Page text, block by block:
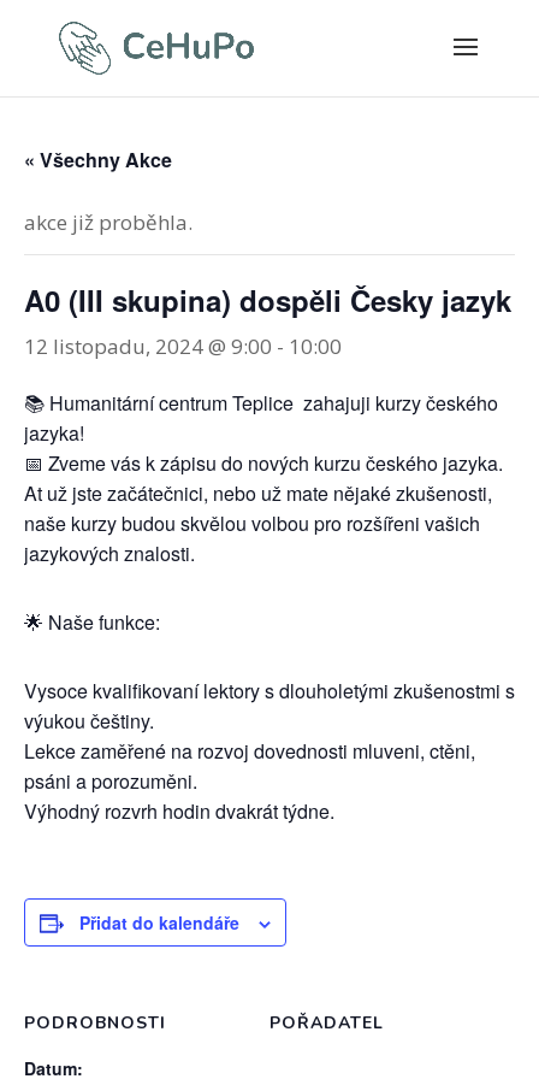
« Všechny Akce
akce již proběhla.
A0 (III skupina) dospěli Česky jazyk
12 listopadu, 2024 @ 9:00 - 10:00
📚 Humanitární centrum Teplice zahajuji kurzy českého
jazyka!
📅 Zveme vás k zápisu do nových kurzu českého jazyka.
At už jste začátečnici, nebo už mate nějaké zkušenosti,
naše kurzy budou skvělou volbou pro rozšířeni vašich
jazykových znalosti.
🌟 Naše funkce:
Vysoce kvalifikovaní lektory s dlouholetými zkušenostmi s
výukou češtiny.
Lekce zaměřené na rozvoj dovednosti mluveni, ctěni,
psáni a porozuměni.
Výhodný rozvrh hodin dvakrát týdne.
Přidat do kalendáře
PODROBNOSTI
Datum:
POŘADATEL